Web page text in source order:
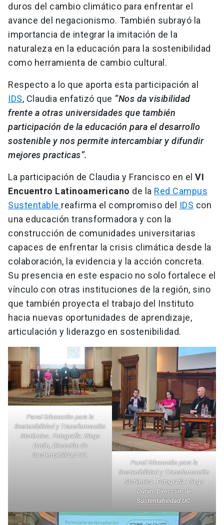
duros del cambio climático para enfrentar el
avance del negacionismo. También subrayó la
importancia de integrar la imitación de la
naturaleza en la educación para la sostenibilidad
como herramienta de cambio cultural.
Respecto a lo que aporta esta participación al
IDS, Claudia enfatizó que “Nos da visibilidad
frente a otras universidades que también
participación de la educación para el desarrollo
sostenible y nos permite intercambiar y difundir
mejores practicas”.
La participación de Claudia y Francisco en el VI
Encuentro Latinoamericano de la Red Campus
Sustentable reafirma el compromiso del IDS con
una educación transformadora y con la
construcción de comunidades universitarias
capaces de enfrentar la crisis climática desde la
colaboración, la evidencia y la acción concreta.
Su presencia en este espacio no solo fortalece el
vínculo con otras instituciones de la región, sino
que también proyecta el trabajo del Instituto
hacia nuevas oportunidades de aprendizaje,
articulación y liderazgo en sostenibilidad.
Panel Educación para la
Sostenibilidad y Transformación
Sistémica. Fotografía: Diego
Durán, Dirección de
Sustentabilidad UC.
Panel Educación para la
Sostenibilidad y Transformación
Sistémica. Fotografía: Diego
Durán, Dirección de
Sustentabilidad UC.